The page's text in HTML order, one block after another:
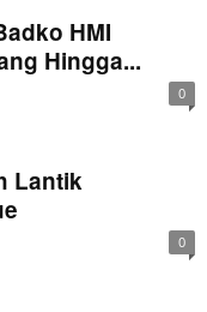
HMI
Hingga...
0
Lantik
0